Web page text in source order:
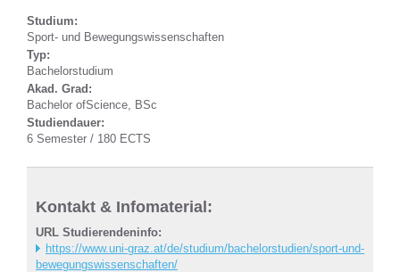
Studium:
Sport- und Bewegungswissenschaften
Typ:
Bachelorstudium
Akad. Grad:
Bachelor ofScience, BSc
Studiendauer:
6 Semester / 180 ECTS
Kontakt & Infomaterial:
URL Studierendeninfo:
https://www.uni-graz.at/de/studium/bachelorstudien/sport-und-
bewegungswissenschaften/